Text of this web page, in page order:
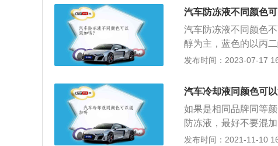
都是有毒的，所以，
下水箱底壳的螺丝，
分钟使冷却循环系统
钟后观察防冻液壶刻
汽车防冻液不同颜色
汽车防冻液不同颜色
醇为主，蓝色的以丙
平衡，可能会发生降
结冰膨胀胀裂散热器
和使用寿命，许多人
发布时间：2023-07-17
汽车冷却液同颜色可
如果是相同品牌同等
防冻液，最好不要混
会影响防冻液的正常
发布时间：2021-11-10